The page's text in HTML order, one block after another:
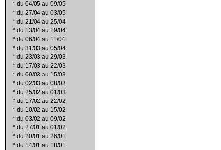
* du 04/05 au 09/05
* du 27/04 au 03/05
* du 21/04 au 25/04
* du 13/04 au 19/04
* du 06/04 au 11/04
* du 31/03 au 05/04
* du 23/03 au 29/03
* du 17/03 au 22/03
* du 09/03 au 15/03
* du 02/03 au 08/03
* du 25/02 au 01/03
* du 17/02 au 22/02
* du 10/02 au 15/02
* du 03/02 au 09/02
* du 27/01 au 01/02
* du 20/01 au 26/01
* du 14/01 au 18/01